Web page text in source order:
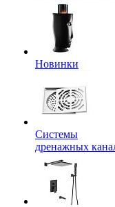
Новинки
Системы
дренажных